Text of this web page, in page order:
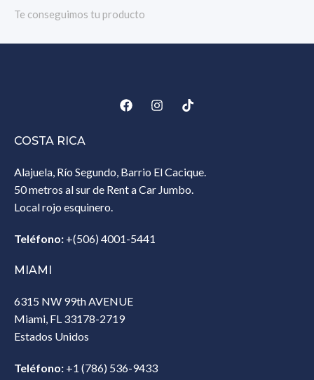
Te conseguimos tu producto
COSTA RICA
Alajuela, Río Segundo, Barrio El Cacique.
50 metros al sur de Rent a Car Jumbo.
Local rojo esquinero.
Teléfono: +(506) 4001-5441
MIAMI
6315 NW 99th AVENUE
Miami, FL 33178-2719
Estados Unidos‎
Teléfono: +1 (786) 536-9433‎